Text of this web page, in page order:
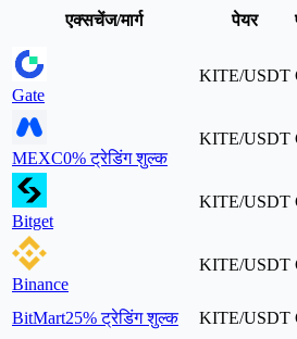
एक्सचेंज/मार्ग पेयर
Gate
KITE/USDT
MEXC0% ट्रेडिंग शुल्क
KITE/USDT
Bitget
KITE/USDT
Binance
KITE/USDT
BitMart25% ट्रेडिंग शुल्क KITE/USDT